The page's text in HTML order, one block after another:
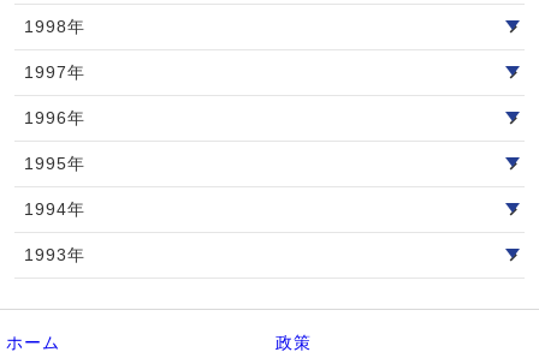
1998年
1997年
1996年
1995年
1994年
1993年
ホーム
政策